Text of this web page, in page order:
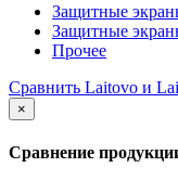
Защитные
Защитные
Прочее
Сравнить Laitovo и
×
Сравнение